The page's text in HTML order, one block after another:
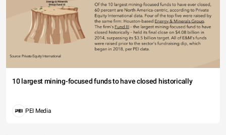
10 largest mining-focused funds to have closed historically
PEI Media